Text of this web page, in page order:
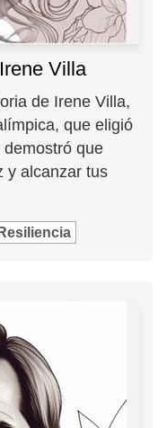
Villa
de Irene Villa,
que eligió
que
y alcanzar tus
Resiliencia